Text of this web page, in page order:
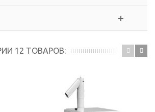
12 ТОВАРОВ: